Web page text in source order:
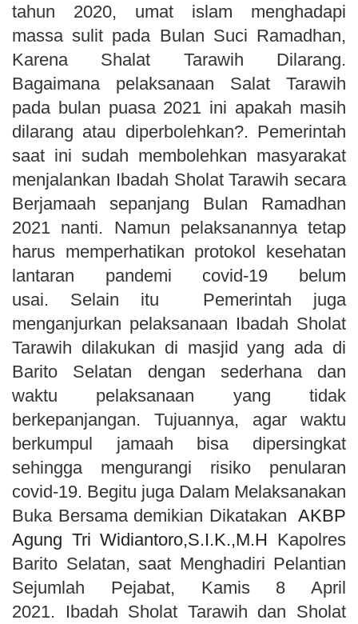
tahun 2020, umat islam menghadapi
massa sulit pada Bulan Suci Ramadhan,
Karena Shalat Tarawih Dilarang.
Bagaimana pelaksanaan Salat Tarawih
pada bulan puasa 2021 ini apakah masih
dilarang atau diperbolehkan?. Pemerintah
saat ini sudah membolehkan masyarakat
menjalankan Ibadah Sholat Tarawih secara
Berjamaah sepanjang Bulan Ramadhan
2021 nanti. Namun pelaksanannya tetap
harus memperhatikan protokol kesehatan
lantaran pandemi covid-19 belum
usai. Selain itu Pemerintah juga
menganjurkan pelaksanaan Ibadah Sholat
Tarawih dilakukan di masjid yang ada di
Barito Selatan dengan sederhana dan
waktu pelaksanaan yang tidak
berkepanjangan. Tujuannya, agar waktu
berkumpul jamaah bisa dipersingkat
sehingga mengurangi risiko penularan
covid-19. Begitu juga Dalam Melaksanakan
Buka Bersama demikian Dikatakan AKBP
Agung Tri Widiantoro,S.I.K.,M.H Kapolres
Barito Selatan, saat Menghadiri Pelantian
Sejumlah Pejabat, Kamis 8 April
2021. Ibadah Sholat Tarawih dan Sholat